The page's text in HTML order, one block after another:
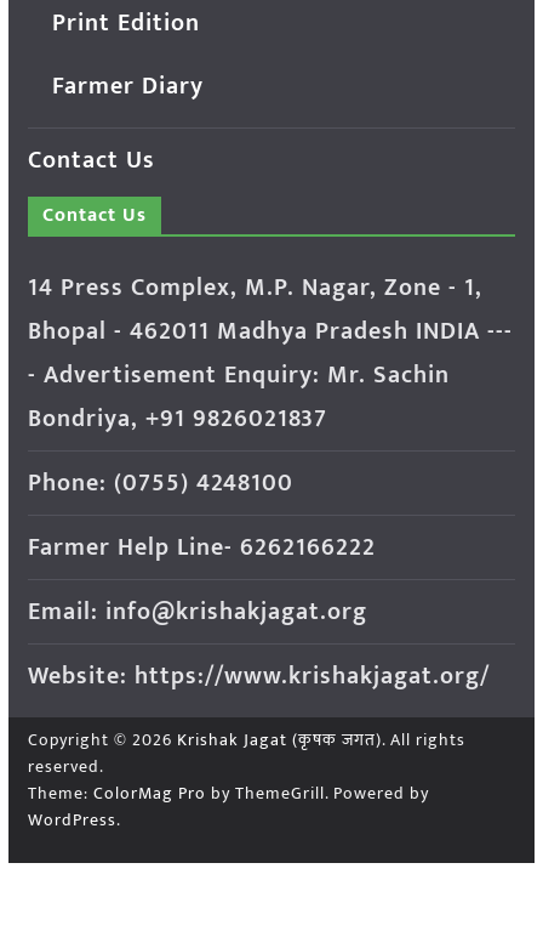
Print Edition
Farmer Diary
Contact Us
Contact Us
14 Press Complex, M.P. Nagar, Zone - 1,
Bhopal - 462011 Madhya Pradesh INDIA ---
- Advertisement Enquiry: Mr. Sachin
Bondriya, +91 9826021837
Phone: (0755) 4248100
Farmer Help Line- 6262166222
Email: info@krishakjagat.org
Website: https://www.krishakjagat.org/
Copyright © 2026 Krishak Jagat (कृषक जगत). All rights
reserved.
Theme: ColorMag Pro by ThemeGrill. Powered by
WordPress.